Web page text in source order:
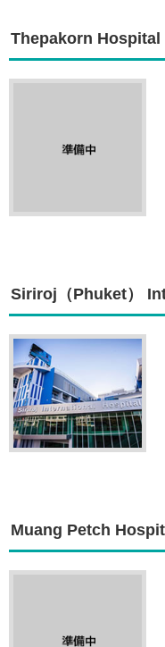
Thepakorn Hospital
Siriroj（Phuket）
Muang Petch